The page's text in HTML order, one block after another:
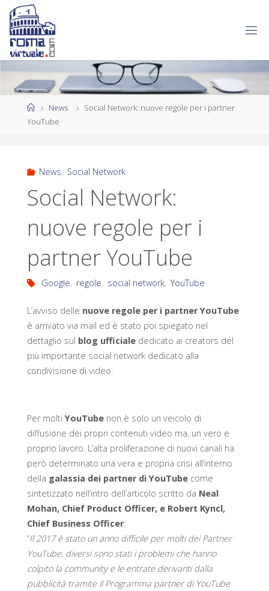
News
Social Network: nuove regole per i partner
YouTube
News, Social Network
Social Network:
nuove regole per i
partner YouTube
Google, regole, social network, YouTube
L’avviso delle nuove regole per i partner YouTube
è arrivato via mail ed è stato poi spiegato nel
dettaglio sul blog ufficialededicato ai creators del
più importante social network dedicato alla
condivisione di video.
Per moltiYouTubenon è solo un veicolo di
diffusione dei propri contenuti video ma, un vero e
proprio lavoro. L’alta proliferazione di nuovi canali ha
però determinato una vera e propria crisi all’interno
della galassia dei partner di YouTubecome
sintetizzato nell’intro dell’articolo scritto da Neal
Mohan, Chief Product Officer, e Robert Kyncl,
Chief Business Officer:
“Il 2017 è stato un anno difficile per molti dei Partner
YouTube, diversi sono stati i problemi che hanno
colpito la community e le entrate derivanti dalla
pubblicità tramite il Programma partner di YouTube